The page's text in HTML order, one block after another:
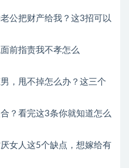
公把财产给我？这3招可以
前指责我不孝怎么
，甩不掉怎么办？这三个
？看完这3条你就知道怎么
女人这5个缺点，想嫁给有